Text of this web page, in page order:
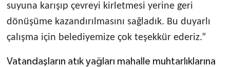
suyuna karışıp çevreyi kirletmesi yerine geri
dönüşüme kazandırılmasını sağladık. Bu duyarlı
çalışma için belediyemize çok teşekkür ederiz.”
Vatandaşların atık yağları mahalle muhtarlıklarına